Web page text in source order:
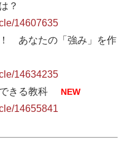
？
14607635
！ あなたの「強み」を作
14634235
きる教科
NEW
14655841